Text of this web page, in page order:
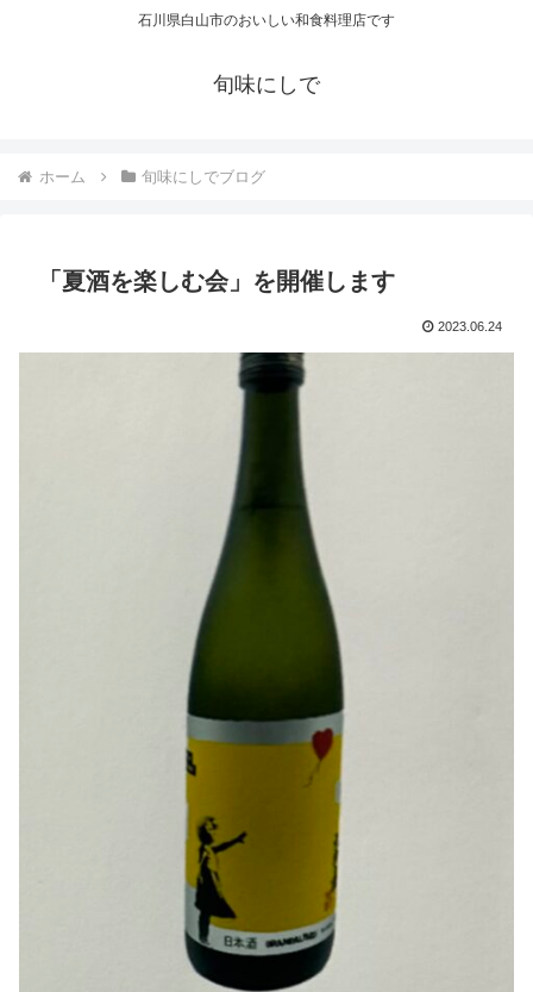
石川県白山市のおいしい和食料理店です
旬味にしで
ホーム 旬味にしでブログ
「夏酒を楽しむ会」を開催します
2023.06.24